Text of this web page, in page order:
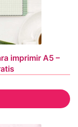
imprimir A5 –